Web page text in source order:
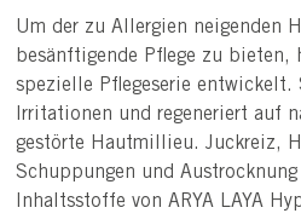
Um der zu Allergien neigenden
besänftigende Pflege zu bieten,
spezielle Pflegeserie
Irritationen und regeneriert auf
gestörte Hautmillieu. Juckreiz,
Schuppungen und
Inhaltsstoffe von ARYA LAYA